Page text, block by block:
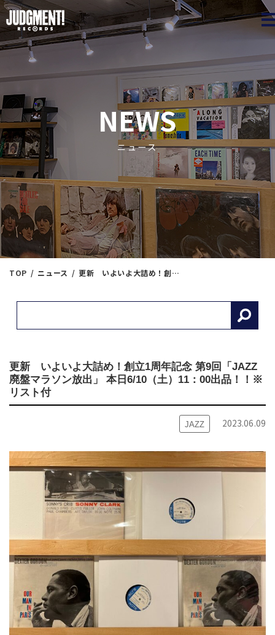
NEWS
ニュース
TOP ニュース 更新 いよいよ大詰め！創立1周年記念 第9回「JAZZ廃盤マラソン放出」 本日6/10（土）11：00出品！！※リスト付
更新 いよいよ大詰め！創立1周年記念 第9回「JAZZ
廃盤マラソン放出」 本日6/10（土）11：00出品！！※
リスト付
JAZZ 2023.06.09